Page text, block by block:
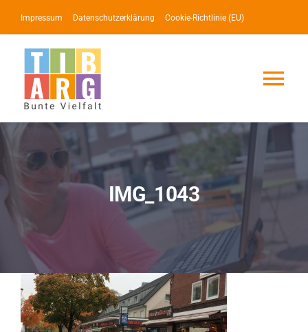
Inhalt
springen
Impressum Datenschutzerklärung Cookie-Richtlinie (EU)
Lotse
Service
Events
Impressionen
IMG_1043